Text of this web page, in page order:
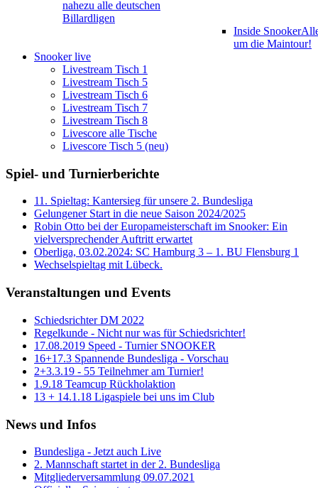
nahezu alle deutschen
Billardligen
Inside Snooker
um die Maintour!
Snooker live
Livestream Tisch 1
Livestream Tisch 5
Livestream Tisch 6
Livestream Tisch 7
Livestream Tisch 8
Livescore alle Tische
Livescore Tisch 5 (neu)
Spiel- und Turnierberichte
11. Spieltag: Kantersieg für unsere 2. Bundesliga
Gelungener Start in die neue Saison 2024/2025
Robin Otto bei der Europameisterschaft im Snooker: Ein
vielversprechender Auftritt erwartet
Oberliga, 03.02.2024: SC Hamburg 3 – 1. BU Flensburg 1
Wechselspieltag mit Lübeck.
Veranstaltungen und Events
Schiedsrichter DM 2022
Regelkunde - Nicht nur was für Schiedsrichter!
17.08.2019 Speed - Turnier SNOOKER
16+17.3 Spannende Bundesliga - Vorschau
2+3.3.19 - 55 Teilnehmer am Turnier!
1.9.18 Teamcup Rückholaktion
13 + 14.1.18 Ligaspiele bei uns im Club
News und Infos
Bundesliga - Jetzt auch Live
2. Mannschaft startet in der 2. Bundesliga
Mitgliederversammlung 09.07.2021